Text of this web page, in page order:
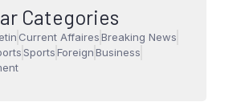
Categories
Current AffairesBreaking News
SportsForeignBusiness